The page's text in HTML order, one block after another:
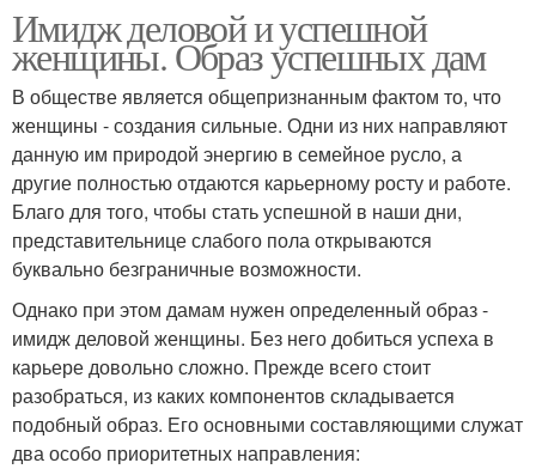
Имидж деловой и успешной
женщины. Образ успешных дам
В обществе является общепризнанным фактом то, что
женщины - создания сильные. Одни из них направляют
данную им природой энергию в семейное русло, а
другие полностью отдаются карьерному росту и работе.
Благо для того, чтобы стать успешной в наши дни,
представительнице слабого пола открываются
буквально безграничные возможности.
Однако при этом дамам нужен определенный образ -
имидж деловой женщины. Без него добиться успеха в
карьере довольно сложно. Прежде всего стоит
разобраться, из каких компонентов складывается
подобный образ. Его основными составляющими служат
два особо приоритетных направления: